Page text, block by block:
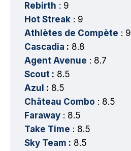
Rebirth : 9
Hot Streak : 9
Athlètes de Compète : 9
Cascadia : 8.8
Agent Avenue : 8.7
Scout : 8.5
Azul : 8.5
Château Combo : 8.5
Faraway : 8.5
Take Time : 8.5
Sky Team : 8.5